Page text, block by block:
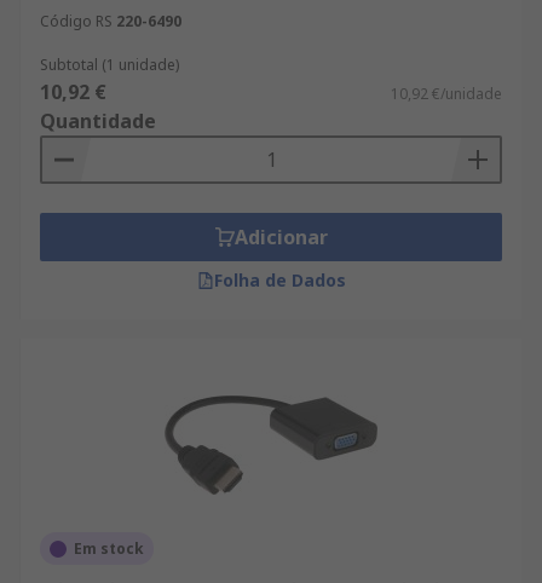
Código RS 220-6490
Subtotal (1 unidade)
10,92 € 10,92 €/unidade
Quantidade
Adicionar
Folha de Dados
Em stock